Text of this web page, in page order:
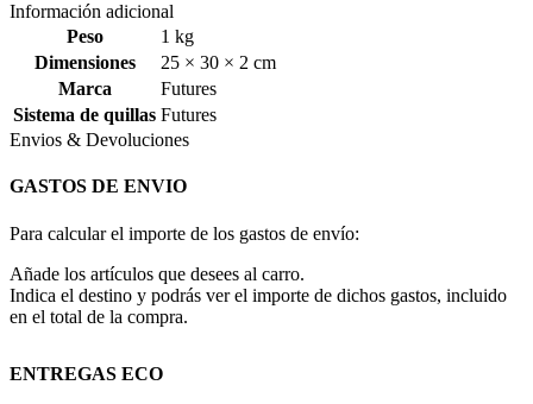
Información adicional
Peso
1 kg
Dimensiones
25 × 30 × 2 cm
Marca
Futures
Sistema de quillas Futures
Envios & Devoluciones
GASTOS DE ENVIO
Para calcular el importe de los gastos de envío:
Añade los artículos que desees al carro.
Indica el destino y podrás ver el importe de dichos gastos, incluido
en el total de la compra.
ENTREGAS ECO